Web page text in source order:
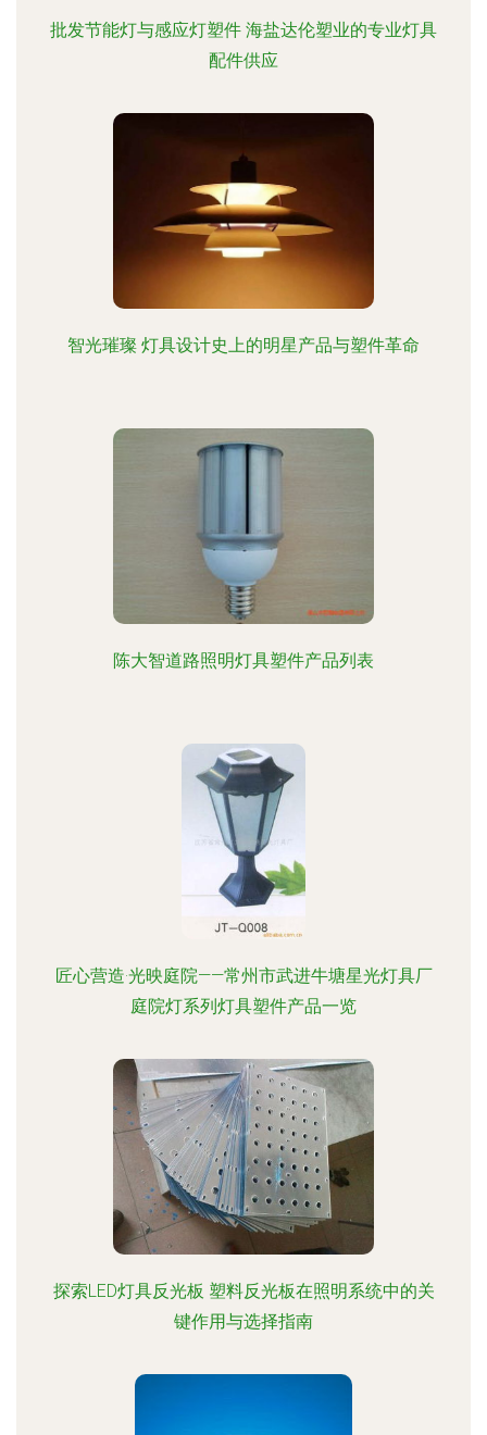
批发节能灯与感应灯塑件 海盐达伦塑业的专业灯具
配件供应
智光璀璨 灯具设计史上的明星产品与塑件革命
陈大智道路照明灯具塑件产品列表
匠心营造·光映庭院——常州市武进牛塘星光灯具厂
庭院灯系列灯具塑件产品一览
探索LED灯具反光板 塑料反光板在照明系统中的关
键作用与选择指南